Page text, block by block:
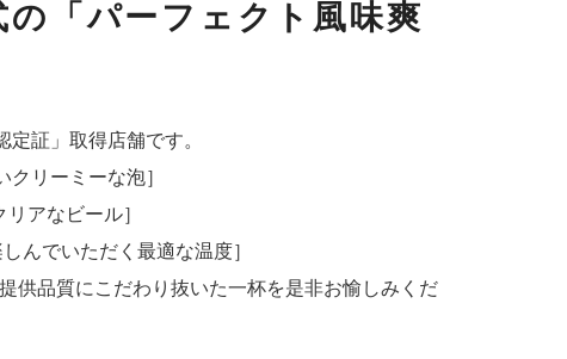
「パーフェクト風味爽
定証」取得店舗です。
クリーミーな泡］
アなビール］
んでいただく最適な温度］
供品質にこだわり抜いた一杯を是非お愉しみくだ